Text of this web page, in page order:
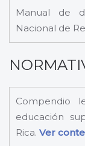
Manual de
Nacional de
Compendio
educación
Rica. Ver